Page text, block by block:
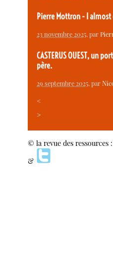
Pierre Mottron - I almost
23 novembre 2025, par
CASTERUS OUEST, un
père.
29 septembre 2025, par
<
>
© la revue des
&